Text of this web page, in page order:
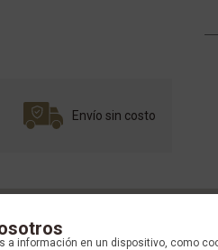
Envío sin costo
información en un dispositivo, como